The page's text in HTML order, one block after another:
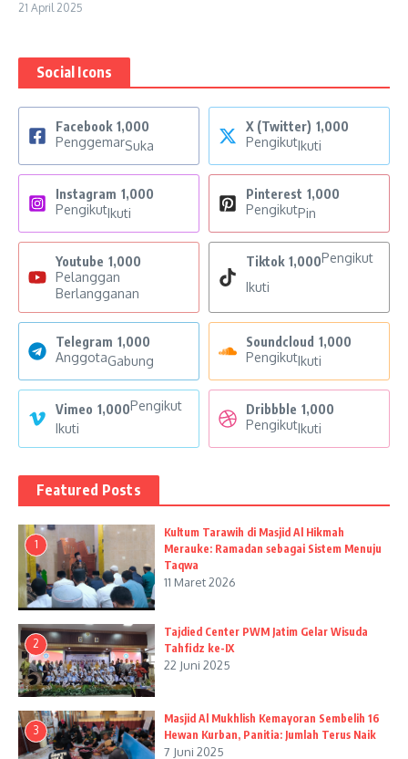
21 April 2025
Social Icons
Facebook 1,000
PenggemarSuka
X (Twitter) 1,000
PengikutIkuti
Instagram 1,000
PengikutIkuti
Pinterest 1,000
PengikutPin
Youtube 1,000
Pelanggan
Berlangganan
Tiktok 1,000Pengikut
Ikuti
Telegram 1,000
AnggotaGabung
Soundcloud 1,000
PengikutIkuti
Vimeo 1,000Pengikut
Ikuti
Dribbble 1,000
PengikutIkuti
Featured Posts
1
Kultum Tarawih di Masjid Al Hikmah
Merauke: Ramadan sebagai Sistem Menuju
Taqwa
11 Maret 2026
2
Tajdied Center PWM Jatim Gelar Wisuda
Tahfidz ke-IX
22 Juni 2025
3
Masjid Al Mukhlish Kemayoran Sembelih 16
Hewan Kurban, Panitia: Jumlah Terus Naik
7 Juni 2025